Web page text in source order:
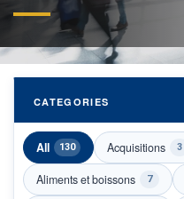
CATEGORIES
All 130 Acquisitions 3
Aliments et boissons 7